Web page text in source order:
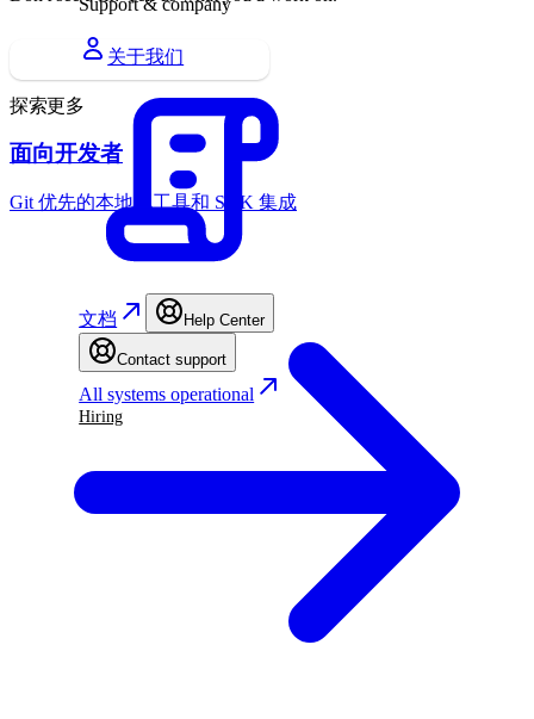
关于我们
文档 Help Center
Contact support
All systems operational
Hiring
无论如何，请发送简历给我们
探索更多
面向开发者
Git 优先的本地化工具和 SDK 集成